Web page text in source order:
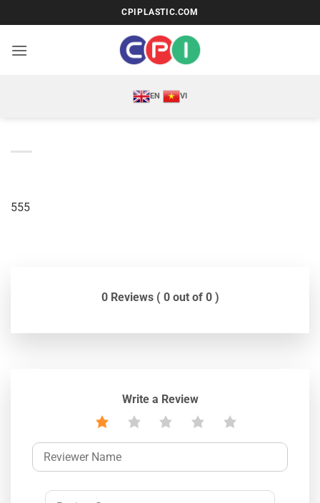
qua
nội
CPIPLASTIC.COM
EN VI
555
0 Reviews ( 0 out of 0 )
Write a Review